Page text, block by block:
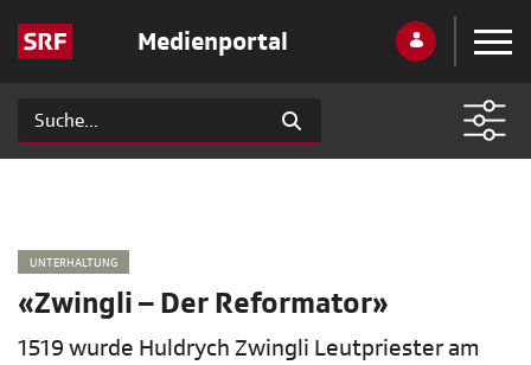
Medienportal
UNTERHALTUNG
«Zwingli – Der Reformator»
1519 wurde Huldrych Zwingli Leutpriester am